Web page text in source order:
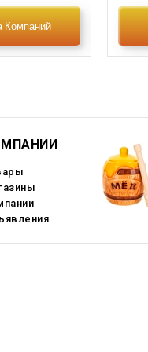
Омская область
Пермский край
Ставропольский край
Тверская область
Тюменская область
Хакасия
Компаний